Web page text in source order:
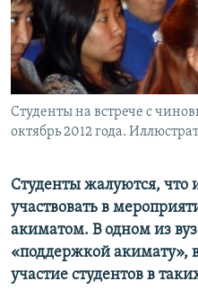
Студенты на встрече с
октябрь 2012 года.
Студенты жалуются, что
участвовать в
акиматом. В одном из
«поддержкой акимату»,
участие студентов в